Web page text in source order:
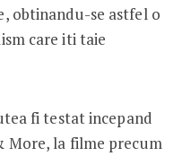
obtinandu-se astfel o
care iti taie
fi testat incepand
More, la filme precum